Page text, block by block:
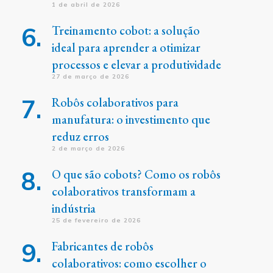
1 de abril de 2026
Treinamento cobot: a solução
ideal para aprender a otimizar
processos e elevar a produtividade
27 de março de 2026
Robôs colaborativos para
manufatura: o investimento que
reduz erros
2 de março de 2026
O que são cobots? Como os robôs
colaborativos transformam a
indústria
25 de fevereiro de 2026
Fabricantes de robôs
colaborativos: como escolher o